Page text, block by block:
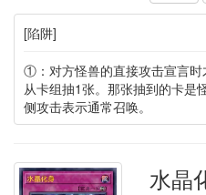
[陷阱]
①：对方怪兽的直接攻击宣言
从卡组抽1张。那张抽到的卡是
侧攻击表示通常召唤。
水晶